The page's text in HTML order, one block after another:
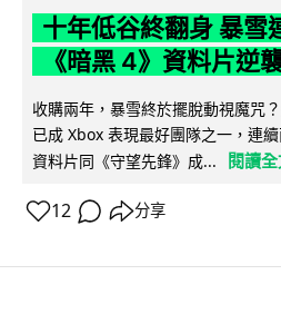
十年低谷終翻身 暴雪
《暗黑 4》資料片逆
收購兩年，暴雪終於擺脫動視魔咒
已成 Xbox 表現最好團隊之一，連
資料片同《守望先鋒》成...
閱讀
12 分享